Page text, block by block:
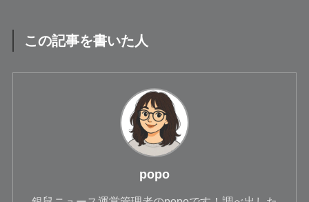
この記事を書いた人
popo